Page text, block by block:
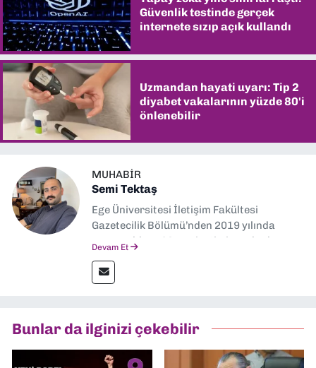
Güvenlik testinde gerçek
internete sızıp açık kullandı
Uzmandan hayati uyarı: Tip 2
diyabet vakalarının yüzde 80'i
önlenebilir
MUHABIR
Semi Tektaş
Ege Üniversitesi İletişim Fakültesi
Gazetecilik Bölümü’nden 2019 yılında
mezun oldum. Mezuniyetimin ardından
Gazetesi gibi yayınlarda görev alarak
gazetecilik kariyerime başladım. Şubat
muhabirliği yapıyorum.
Devam Et
Bunlar da ilginizi çekebilir